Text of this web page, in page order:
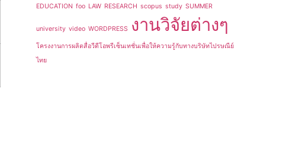
EDUCATION foo LAW RESEARCH scopus study SUMMER
university video WORDPRESS งานวิจัยต่างๆ
โครงงานการผลิตสื่อวีดีโอพรีเซ็นเทชั่นเพื่อให้ความรู้กับทางบริษัทไปรษณีย์
ไทย